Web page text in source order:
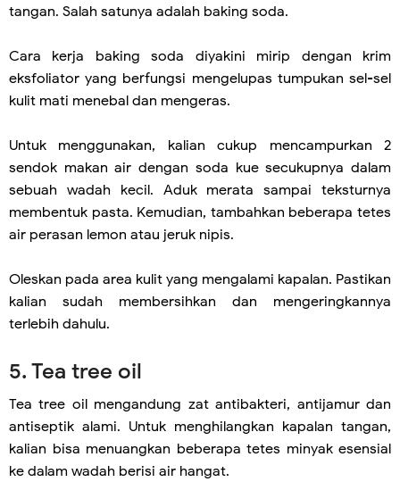
tangan. Salah satunya adalah baking soda.
Cara kerja baking soda diyakini mirip dengan krim
eksfoliator yang berfungsi mengelupas tumpukan sel-sel
kulit mati menebal dan mengeras.
Untuk menggunakan, kalian cukup mencampurkan 2
sendok makan air dengan soda kue secukupnya dalam
sebuah wadah kecil. Aduk merata sampai teksturnya
membentuk pasta. Kemudian, tambahkan beberapa tetes
air perasan lemon atau jeruk nipis.
Oleskan pada area kulit yang mengalami kapalan. Pastikan
kalian sudah membersihkan dan mengeringkannya
terlebih dahulu.
5. Tea tree oil
Tea tree oil mengandung zat antibakteri, antijamur dan
antiseptik alami. Untuk menghilangkan kapalan tangan,
kalian bisa menuangkan beberapa tetes minyak esensial
ke dalam wadah berisi air hangat.